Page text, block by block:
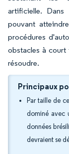
artificielle.
pouvant
procédures
obstacles à court
résoudre.
Principaux
Par taille de
dominé avec
données
devraient se